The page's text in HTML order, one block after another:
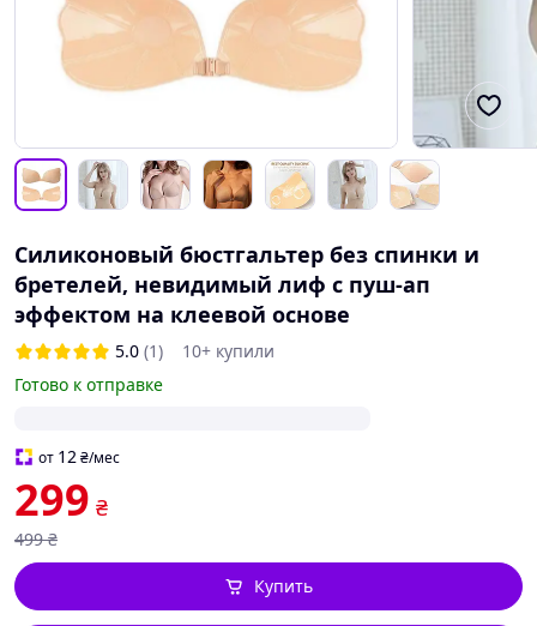
Силиконовый бюстгальтер без спинки и
бретелей, невидимый лиф с пуш-ап
эффектом на клеевой основе
5.0 (1)
10+ купили
Готово к отправке
от 12₴/мес
299 ₴
499 ₴
Купить